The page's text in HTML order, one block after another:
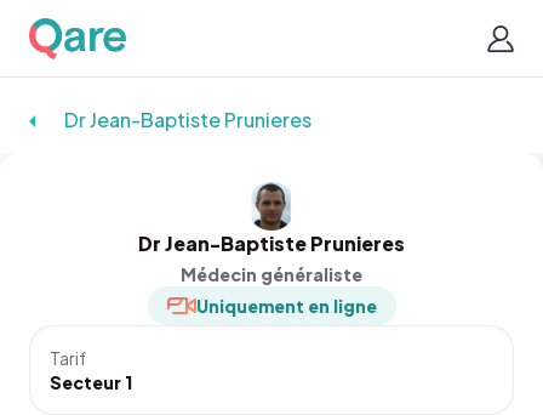
Dr Jean-Baptiste Prunieres
Dr Jean-Baptiste Prunieres
Médecin généraliste
Uniquement en ligne
Tarif
Secteur 1